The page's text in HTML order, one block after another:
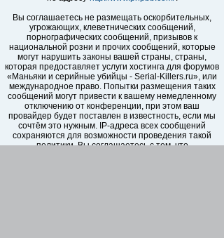
Вы соглашаетесь не размещать оскорбительных,
угрожающих, клеветнических сообщений,
порнографических сообщений, призывов к
национальной розни и прочих сообщений, которые
могут нарушить законы вашей страны, страны,
которая предоставляет услуги хостинга для форумов
«Маньяки и серийные убийцы - Serial-Killers.ru», или
международное право. Попытки размещения таких
сообщений могут привести к вашему немедленному
отключению от конференции, при этом ваш
провайдер будет поставлен в известность, если мы
сочтём это нужным. IP-адреса всех сообщений
сохраняются для возможности проведения такой
политики. Вы соглашаетесь с тем, что